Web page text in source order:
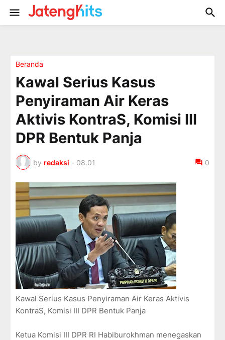
Beranda
Kawal Serius Kasus
Penyiraman Air Keras
Aktivis KontraS, Komisi III
DPR Bentuk Panja
by redaksi - 08.01 0
Kawal Serius Kasus Penyiraman Air Keras Aktivis
KontraS, Komisi III DPR Bentuk Panja
Ketua Komisi III DPR RI Habiburokhman menegaskan